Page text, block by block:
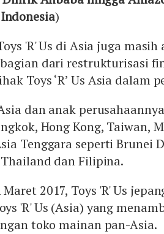
)
'R' Us di Asia juga masih
dari restrukturisasi
Toys ‘R’ Us Asia dalam
dan anak
Hong Kong, Taiwan,
Tenggara seperti Brunei
dan Filipina.
2017, Toys 'R' Us
'R' Us (Asia) yang
toko mainan pan-Asia.